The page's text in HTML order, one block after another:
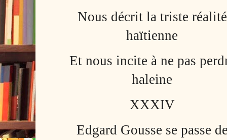
Nous décrit la triste réalité
haïtienne
Et nous incite à ne pas
haleine
XXXIV
Edgard Gousse se passe